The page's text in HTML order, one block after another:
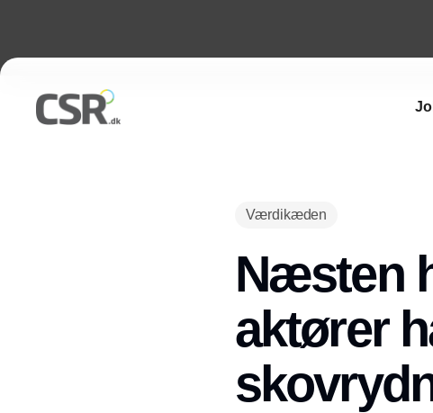
Værdikæden
Næsten
aktører